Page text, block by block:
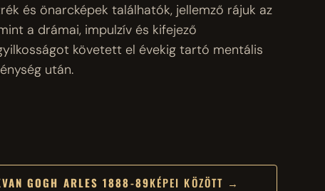
és önarcképek találhatók, jellemző rájuk az
a drámai, impulzív és kifejező
követett el évekig tartó mentális
után.
VAN GOGH ARLES 1888-89KÉPEI KÖZÖTT →